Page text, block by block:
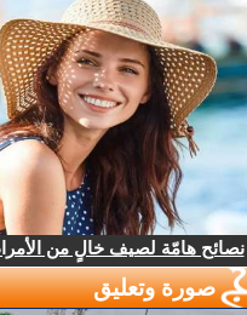
نصائح هامّة لصيف خالٍ من
صورة وتعليق